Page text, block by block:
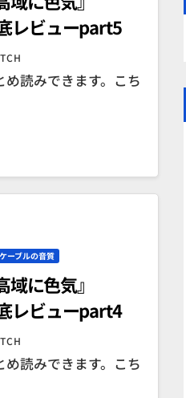
レビューpart5
読みできます。こち
ケーブルの音質
域に色気』
レビューpart4
読みできます。こち